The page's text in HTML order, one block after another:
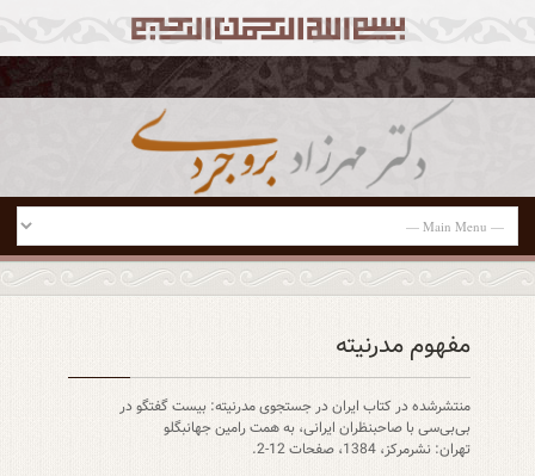
مفهوم مدرنیته
منتشرشده در کتاب ایران در جستجوی مدرنیته: بیست گفتگو در
بی‌بی‌سی با صاحبنظران ایرانی، به همت رامین جهانبگلو
تهران: نشرمرکز، 1384، صفحات 12-2.